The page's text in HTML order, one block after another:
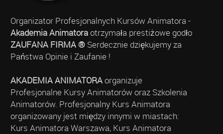
Organizator Profesjonalnych Kursów Animatora -
Akademia Animatoraotrzymała prestiżowe godło
ZAUFANA FIRMA ®Serdecznie dziękujemy za
Państwa Opinie i Zaufanie !
AKADEMIA ANIMATORAorganizuje
Profesjonalne Kursy Animatorów oraz Szkolenia
Animatorów. Profesjonalny Kurs Animatora
organizowany jest między innymi w miastach:
Kurs Animatora Warszawa, Kurs Animatora